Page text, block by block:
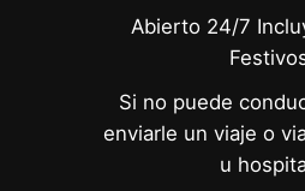
Abierto 24/7
Si no puede
enviarle un viaje o
u